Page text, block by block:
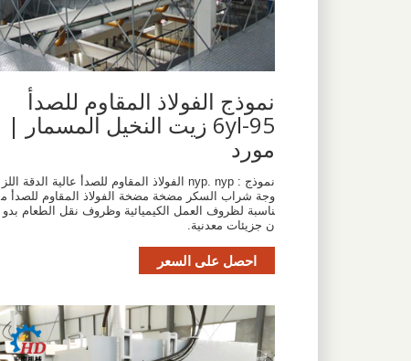
نموذج الفولاذ المقاوم للصدأ
6yl-95 زيت النخيل المسمار |
مورد
نموذج : nyp. nyp الفولاذ المقاوم للصدأ عالية الدقة اللز
وجة شراب السكر مضخة مضخة الفولاذ المقاوم للصدأ م
ناسبة لظروف العمل الكيميائية وظروف نقل الطعام بدو
ن جزيئات معدنية.
احصل على السعر